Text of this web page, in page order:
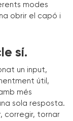
modes
obrir el capó i
sí.
un input,
útil,
més
sola resposta.
corregir, tornar